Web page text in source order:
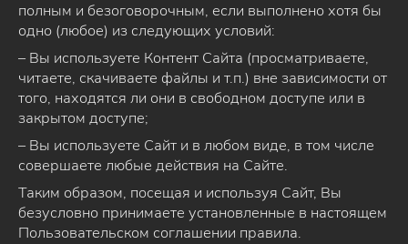
полным и безоговорочным, если выполнено хотя бы
одно (любое) из следующих условий:
– Вы используете Контент Сайта (просматриваете,
читаете, скачиваете файлы и т.п.) вне зависимости от
того, находятся ли они в свободном доступе или в
закрытом доступе;
– Вы используете Сайт и в любом виде, в том числе
совершаете любые действия на Сайте.
Таким образом, посещая и используя Сайт, Вы
безусловно принимаете установленные в настоящем
Пользовательском соглашении правила.